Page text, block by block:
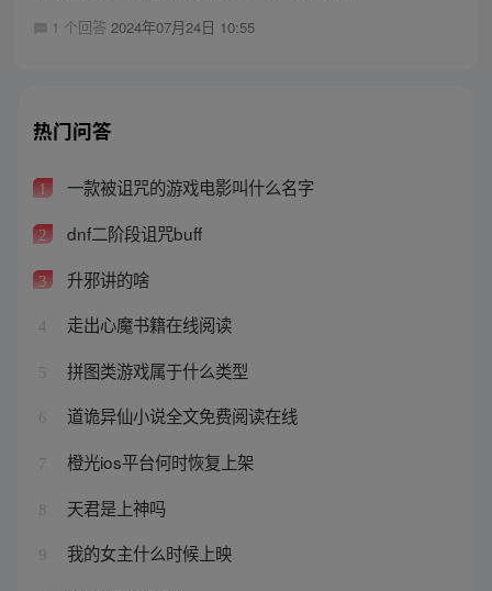
1 个回答 2024年07月24日 10:55
热门问答
1 一款被诅咒的游戏电影叫什么名字
2 dnf二阶段诅咒buff
3 升邪讲的啥
4 走出心魔书籍在线阅读
5 拼图类游戏属于什么类型
6 道诡异仙小说全文免费阅读在线
7 橙光ios平台何时恢复上架
8 天君是上神吗
9 我的女主什么时候上映